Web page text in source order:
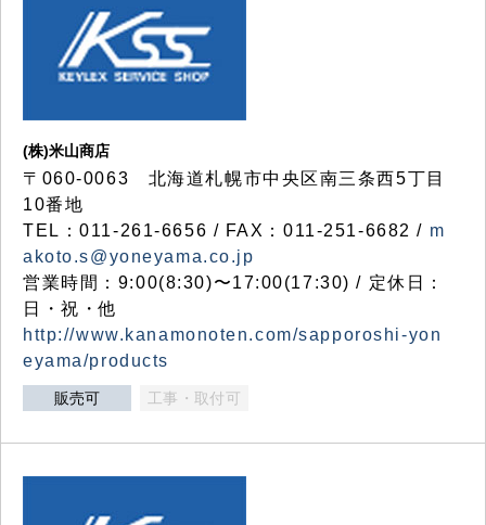
(株)米山商店
〒060-0063 北海道札幌市中央区南三条西5丁目
10番地
TEL：011-261-6656 / FAX：011-251-6682 / m
akoto.s@yoneyama.co.jp
営業時間：9:00(8:30)〜17:00(17:30) / 定休日：
日・祝・他
http://www.kanamonoten.com/sapporoshi-yon
eyama/products
販売可 工事・取付可